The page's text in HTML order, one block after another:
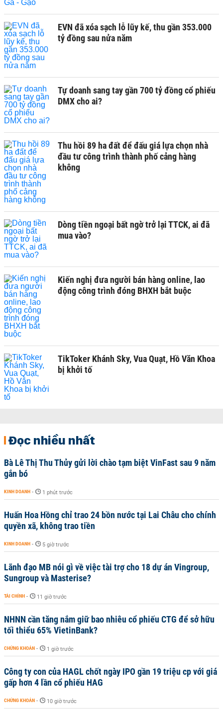
EVN đã xóa sạch lỗ lũy kế, thu gần 353.000
tỷ đồng sau nửa năm
Tự doanh sang tay gần 700 tỷ đồng cổ phiếu
DMX cho ai?
Thu hồi 89 ha đất để đấu giá lựa chọn nhà
đầu tư công trình thành phố cảng hàng
không
Dòng tiền ngoại bất ngờ trở lại TTCK, ai đã
mua vào?
Kiến nghị đưa người bán hàng online, lao
động công trình đóng BHXH bắt buộc
TikToker Khánh Sky, Vua Quạt, Hồ Văn Khoa
bị khởi tố
Đọc nhiều nhất
Bà Lê Thị Thu Thủy gửi lời chào tạm biệt VinFast sau 9 năm
gắn bó
KINH DOANH - 1 phút trước
Huấn Hoa Hồng chỉ trao 24 bồn nước tại Lai Châu cho chính
quyền xã, không trao tiền
KINH DOANH - 5 giờ trước
Lãnh đạo MB nói gì về việc tài trợ cho 18 dự án Vingroup,
Sungroup và Masterise?
TÀI CHÍNH - 11 giờ trước
NHNN cần tăng nắm giữ bao nhiêu cổ phiếu CTG để sở hữu
tối thiểu 65% VietinBank?
CHỨNG KHOÁN - 1 giờ trước
Công ty con của HAGL chốt ngày IPO gần 19 triệu cp với giá
gấp hơn 4 lần cổ phiếu HAG
CHỨNG KHOÁN - 10 giờ trước